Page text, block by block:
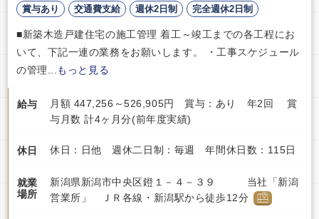
賞与あり 交通費支給 週休2日制 完全週休2日制
■新築木造戸建住宅の施工管理 着工～竣工までの各工程にお
いて、下記一連の業務をお願いします。 ・工事スケジュール
の管理...
もっと見る
給与
月額 447,256～526,905円 賞与：あり 年2回 賞
与月数 計4ヶ月分(前年度実績)
休日 休日：日他 週休二日制：毎週 年間休日数：115日
就業
場所
新潟県新潟市中央区鐙１－４－３９ 当社「新潟
営業所」 ＪＲ各線・新潟駅から徒歩12分